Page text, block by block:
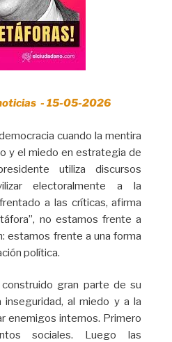
- 15-05-2026
cuando la mentira
y el miedo en estrategia de
utiliza discursos
electoralmente a la
a las críticas, afirma
no estamos frente a
estamos frente a una forma
política.
gran parte de su
inseguridad, al miedo y a la
enemigos internos. Primero
sociales. Luego las